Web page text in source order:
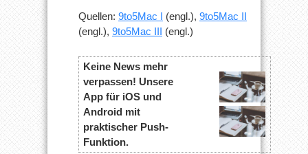
Quellen: 9to5Mac I (engl.), 9to5Mac II
(engl.), 9to5Mac III (engl.)
Keine News mehr
verpassen! Unsere
App für iOS und
Android mit
praktischer Push-
Funktion.